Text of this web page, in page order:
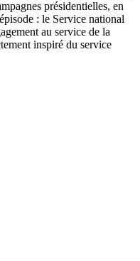
présidentielles, en
: le Service national
au service de la
inspiré du service